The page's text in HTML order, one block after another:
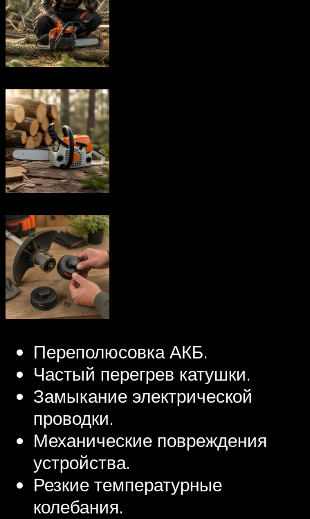
Переполюсовка АКБ.
Частый перегрев катушки.
Замыкание электрической
проводки.
Механические повреждения
устройства.
Резкие температурные
колебания.